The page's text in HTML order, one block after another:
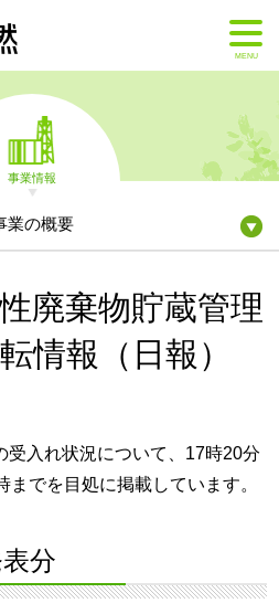
MENU
事業情報
業の概要
廃棄物貯蔵管理
情報（日報）
受入れ状況について、17時20分
までを目処に掲載しています。
分